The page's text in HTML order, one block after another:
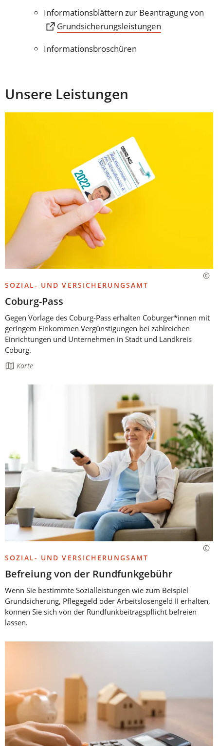
Informationsblättern zur Beantragung von
Grundsicherungsleistungen
Informationsbroschüren
Unsere Leistungen
SOZIAL- UND VERSICHERUNGSAMT
Coburg-Pass
Gegen Vorlage des Coburg-Pass erhalten Coburger*innen mit
geringem Einkommen Vergünstigungen bei zahlreichen
Einrichtungen und Unternehmen in Stadt und Landkreis
Coburg.
Die
enthält:
Karte
SOZIAL- UND VERSICHERUNGSAMT
Befreiung von der Rundfunkgebühr
Wenn Sie bestimmte Sozialleistungen wie zum Beispiel
Grundsicherung, Pflegegeld oder Arbeitslosengeld II erhalten,
können Sie sich von der Rundfunkbeitragspflicht befreien
lassen.